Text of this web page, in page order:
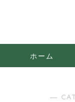
ホーム
―